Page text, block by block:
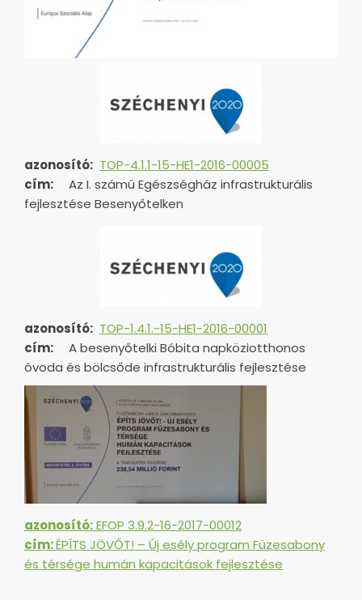
azonosító: TOP-4.1.1-15-HE1-2016-00005
cím:
Az I. számú Egészségház infrastrukturális
fejlesztése Besenyőtelken
azonosító: TOP-1.4.1.-15-HE1-2016-00001
cím:
A besenyőtelki Bóbita napköziotthonos
óvoda és bölcsőde infrastrukturális fejlesztése
azonosító:EFOP 3.9.2-16-2017-00012
cím:ÉPÍTS JÖVŐT! – Új esély program Füzesabony
és térsége humán kapacitások fejlesztése